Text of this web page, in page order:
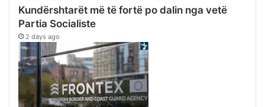
Kundërshtarët më të fortë po dalin nga vetë
Partia Socialiste
2 days ago